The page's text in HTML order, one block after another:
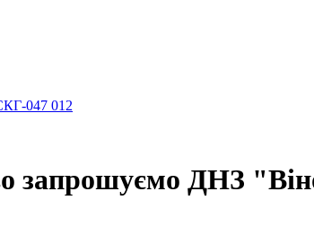
047 012
запрошуємо ДНЗ